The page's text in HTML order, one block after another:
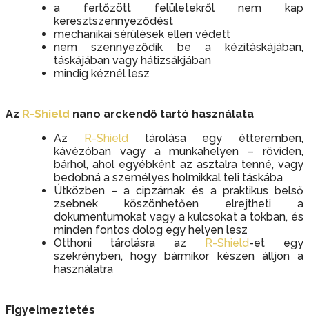
a fertőzött felületekről nem kap
keresztszennyeződést
mechanikai sérülések ellen védett
nem szennyeződik be a kézitáskájában,
táskájában vagy hátizsákjában
mindig kéznél lesz
Az R-Shield nano arckendő tartó használata
Az R-Shield tárolása egy étteremben,
kávézóban vagy a munkahelyen – röviden,
bárhol, ahol egyébként az asztalra tenné, vagy
bedobná a személyes holmikkal teli táskába
Útközben – a cipzárnak és a praktikus belső
zsebnek köszönhetően elrejtheti a
dokumentumokat vagy a kulcsokat a tokban, és
minden fontos dolog egy helyen lesz
Otthoni tárolásra az R-Shield-et egy
szekrényben, hogy bármikor készen álljon a
használatra
Figyelmeztetés